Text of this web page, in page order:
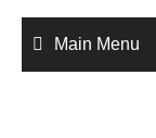
Main Menu